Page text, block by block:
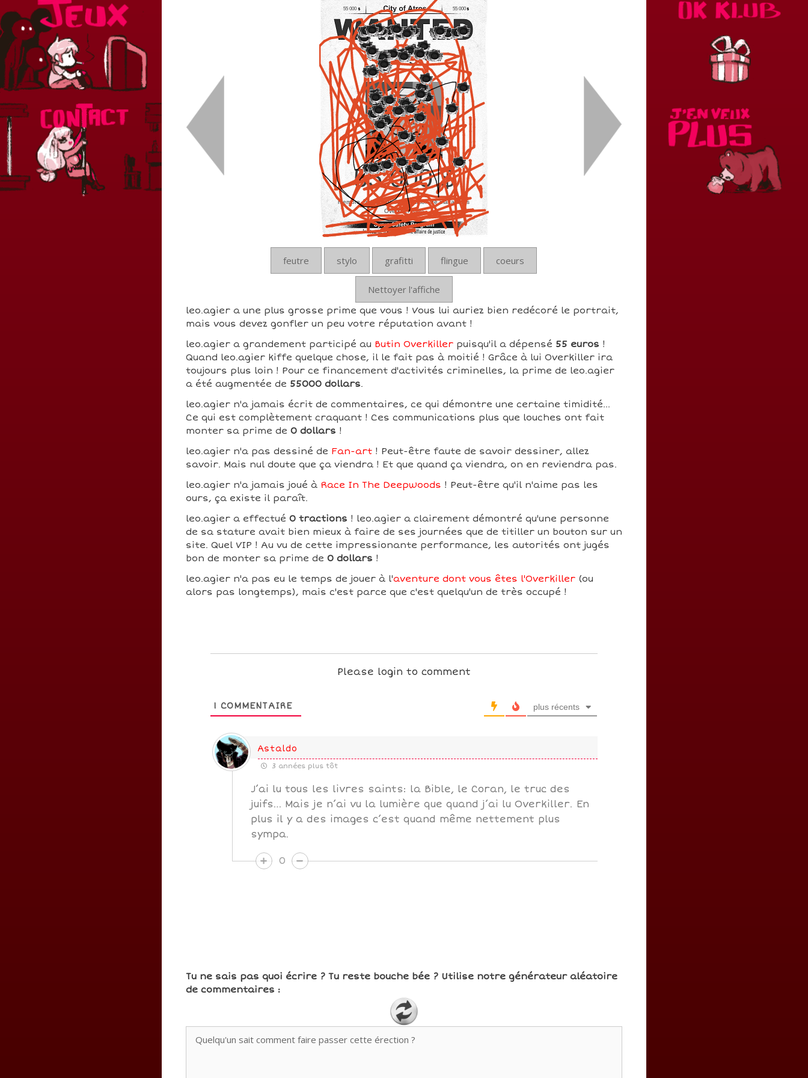
55 000
leo.agier
55 000
55 000 $
membre éminent de l’association de malfaiteurs
Overkiller Klub
feutre stylo grafitti flingue coeurs
Nettoyer l'affiche
leo.agier a une plus grosse prime que vous ! Vous lui auriez bien redécoré le portrait,
mais vous devez gonfler un peu votre réputation avant !
leo.agier a grandement participé au Butin Overkillerpuisqu'il a dépensé 55 euros !
Quand leo.agier kiffe quelque chose, il le fait pas à moitié ! Grâce à lui Overkiller ira
toujours plus loin ! Pour ce financement d'activités criminelles, la prime de leo.agier
a été augmentée de 55000 dollars.
leo.agier n'a jamais écrit de commentaires, ce qui démontre une certaine timidité...
Ce qui est complètement craquant ! Ces communications plus que louches ont fait
monter sa prime de 0 dollars !
leo.agier n'a pas dessiné de Fan-art! Peut-être faute de savoir dessiner, allez
savoir. Mais nul doute que ça viendra ! Et que quand ça viendra, on en reviendra pas.
leo.agier n'a jamais joué à Race In The Deepwoods ! Peut-être qu'il n'aime pas les
ours, ça existe il paraît.
leo.agier a effectué 0 tractions ! leo.agier a clairement démontré qu'une personne
de sa stature avait bien mieux à faire de ses journées que de titiller un bouton sur un
site. Quel VIP ! Au vu de cette impressionante performance, les autorités ont jugés
bon de monter sa prime de 0 dollars !
leo.agier n'a pas eu le temps de jouer à l'aventure dont vous êtes l'Overkiller(ou
alors pas longtemps), mais c'est parce que c'est quelqu'un de très occupé !
Please login to comment
1 COMMENTAIRE plus récents
Astaldo
3 années plus tôt
J’ai lu tous les livres saints: la Bible, le Coran, le truc des
juifs… Mais je n’ai vu la lumière que quand j’ai lu Overkiller. En
plus il y a des images c’est quand même nettement plus
sympa.
0
Tu ne sais pas quoi écrire ? Tu reste bouche bée ? Utilise notre générateur aléatoire
de commentaires :